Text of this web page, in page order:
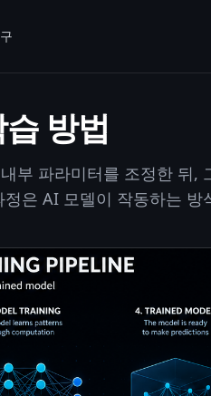
방법
부 파라미터를 조정한 뒤,
은 AI 모델이 작동하는 방